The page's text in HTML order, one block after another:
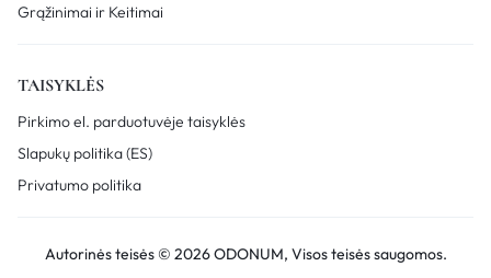
Grąžinimai ir Keitimai
TAISYKLĖS
Pirkimo el. parduotuvėje taisyklės
Slapukų politika (ES)
Privatumo politika
Autorinės teisės © 2026 ODONUM, Visos teisės saugomos.